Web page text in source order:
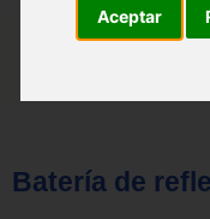
Aceptar
Batería de